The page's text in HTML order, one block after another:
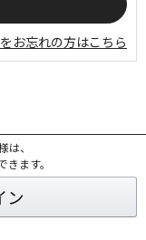
お忘れの方はこちら
、
ます。